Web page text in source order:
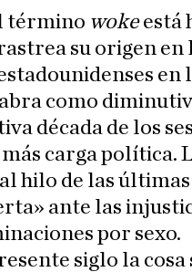
término wokeestá
su origen en
en
como
década de los
carga política.
hilo de las
ante las
por sexo.
siglo la cosa